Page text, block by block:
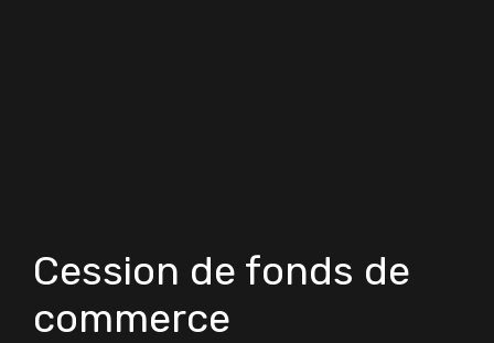
Cession de fonds de
commerce